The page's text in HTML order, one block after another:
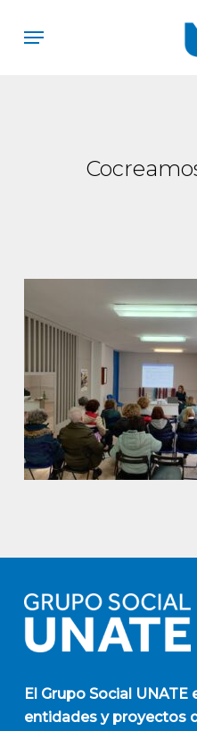
Menu
El Grupo Social UNATE
entidades y proyectos